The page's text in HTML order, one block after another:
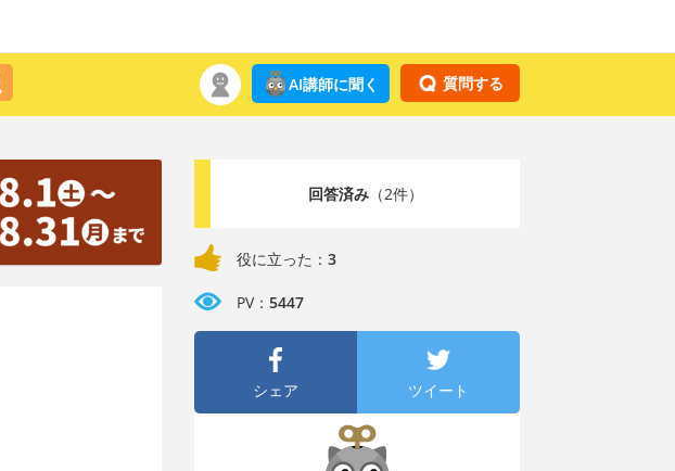
質問する
AI講師に聞く
回答済み（2件）
役に立った： 3
PV： 5447
シェア ツイート